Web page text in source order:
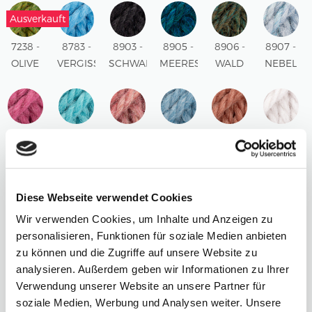
Diese Webseite verwendet Cookies
Wir verwenden Cookies, um Inhalte und Anzeigen zu
personalisieren, Funktionen für soziale Medien anbieten
zu können und die Zugriffe auf unsere Website zu
analysieren. Außerdem geben wir Informationen zu Ihrer
Verwendung unserer Website an unsere Partner für
soziale Medien, Werbung und Analysen weiter. Unsere
COLOUR
COLOUR
COLOUR
UNI
COLOUR
UNI
COLOUR
Ausverkauft
7238 -
OLIVE
8783 -
VERGISSMEINNICHT
COLOUR
8903 -
SCHWARZ
COLOUR
8905 -
MEERESGRUND
8906 -
WALD
8907 -
NEBEL
HIMBEERROSA
UNI
UNI
MIX
MIX
ROTER
LEHM
KREIDE
UNI
8916 -
BURGUNDER
UNI
COLOUR
8917 -
WALNUSS
UNI
COLOUR
8918 -
MOOSGRÜN
UNI
COLOUR
8919 -
LIMONADE
UNI
COLOUR
8920 -
LÖWENZAHN
UNI
COLOUR
8921 -
UNI
COLOUR
8922 -
8923 -